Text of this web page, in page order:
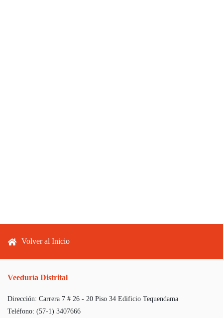
Footer menu
Volver al Inicio
Veeduría Distrital
Dirección: Carrera 7 # 26 - 20 Piso 34 Edificio Tequendama
Teléfono: (57-1) 3407666